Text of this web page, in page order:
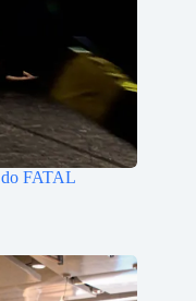
do FATAL